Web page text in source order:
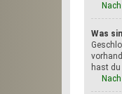
Was
hast